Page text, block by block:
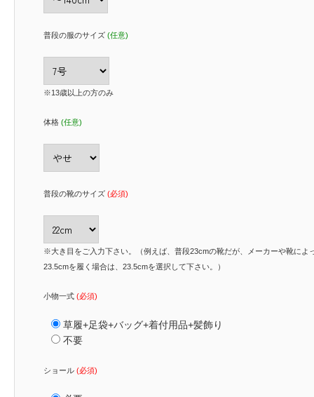
普段の服のサイズ (任意)
※13歳以上の方のみ
体格 (任意)
普段の靴のサイズ (必須)
※大き目をご入力下さい。（例えば、普段23cmの靴だが、メーカーや靴によ
23.5cmを履く場合は、23.5cmを選択して下さい。）
小物一式 (必須)
草履+足袋+バッグ+着付用品+髪飾り
不要
ショール (必須)